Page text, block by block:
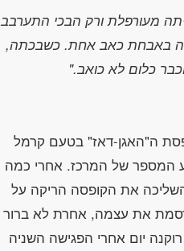
מעורפלת ורק הבכי התערבב
באבחת כאב אחת. כשבכתה,
כלום לא כואב."
ה"האגן-דאז" בטעם קרמל
המספר של המרכז. אחרי כמה
שיחות שלא נענו. היא השליכה את הקופסה הריקה על
את עצמה, אחרת לא ברור
יום אחרי הפגישה השניה